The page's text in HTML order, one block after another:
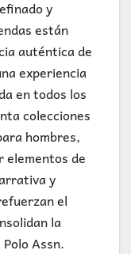
y
están
auténtica de
experiencia
en todos los
colecciones
hombres,
elementos de
y
el
la
Assn.